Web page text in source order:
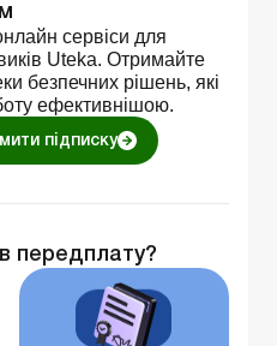
сервіси для
Uteka. Отримайте
безпечних рішень, які
ефективнішою.
підписку
передплату?